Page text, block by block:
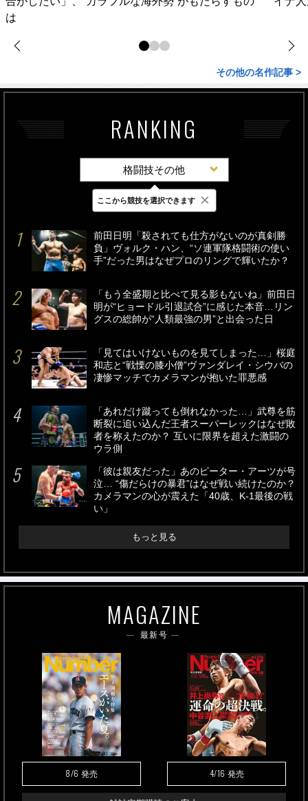
は
その他の名作記事 >
RANKING
格闘技その他
最新 24時間 週間
前田日明「殺されても仕方がないのが真剣勝
負」ヴォルク・ハン、“ソ連軍隊格闘術の使い
手”だった男はなぜプロのリングで輝いたか？
「もう全盛期と比べて見る影もないね」前田日
明が“ヒョードル引退試合”に感じた本音…リン
グスの総帥が“人類最強の男”と出会った日
「見てはいけないものを見てしまった…」桜庭
和志と“戦慄の膝小僧”ヴァンダレイ・シウバの
凄惨マッチでカメラマンが抱いた罪悪感
「あれだけ蹴っても倒れなかった…」武尊を筋
断裂に追い込んだ王者スーパーレックはなぜ敗
者を称えたのか？ 互いに限界を超えた激闘の
ウラ側
「彼は親友だった」あのピーター・アーツが号
泣… “傷だらけの暴君”はなぜ戦い続けたのか？
カメラマンの心が震えた「40歳、K-1最後の戦
い」
もっと見る
MAGAZINE
最新号
8/6 発売 4/16 発売
ここから競技を選択できます ×